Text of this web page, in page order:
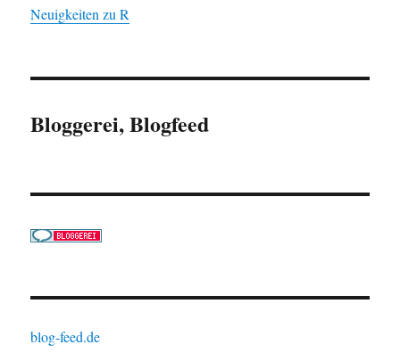
Neuigkeiten zu R
Bloggerei, Blogfeed
blog-feed.de